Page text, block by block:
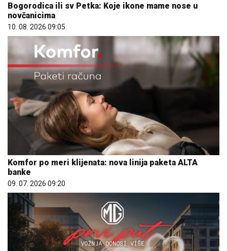
Bogorodica ili sv Petka: Koje ikone mame nose u
novčanicima
10. 08. 2026 09:05
Komfor po meri klijenata: nova linija paketa ALTA
banke
09. 07. 2026 09:20